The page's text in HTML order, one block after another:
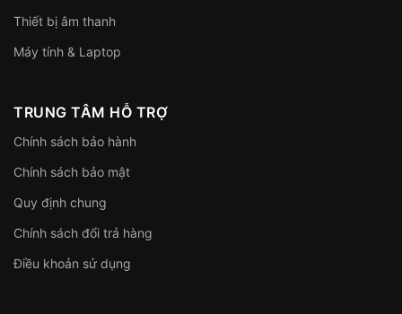
Thiết bị âm thanh
Máy tính & Laptop
TRUNG TÂM HỖ TRỢ
Chính sách bảo hành
Chính sách bảo mật
Quy định chung
Chính sách đổi trả hàng
Điều khoản sử dụng